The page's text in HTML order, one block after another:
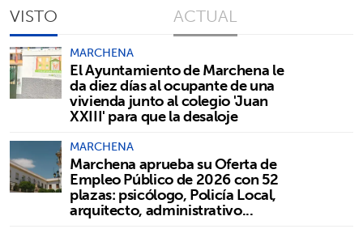
VISTO ACTUAL
MARCHENA
El Ayuntamiento de Marchena le
da diez días al ocupante de una
vivienda junto al colegio 'Juan
XXIII' para que la desaloje
MARCHENA
Marchena aprueba su Oferta de
Empleo Público de 2026 con 52
plazas: psicólogo, Policía Local,
arquitecto, administrativo...